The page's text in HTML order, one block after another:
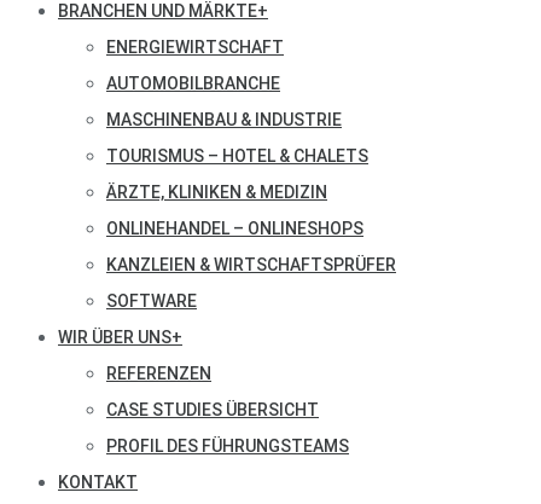
BRANCHEN UND MÄRKTE+
ENERGIEWIRTSCHAFT
AUTOMOBILBRANCHE
MASCHINENBAU & INDUSTRIE
TOURISMUS – HOTEL & CHALETS
ÄRZTE, KLINIKEN & MEDIZIN
ONLINEHANDEL – ONLINESHOPS
KANZLEIEN & WIRTSCHAFTSPRÜFER
SOFTWARE
WIR ÜBER UNS+
REFERENZEN
CASE STUDIES ÜBERSICHT
PROFIL DES FÜHRUNGSTEAMS
KONTAKT